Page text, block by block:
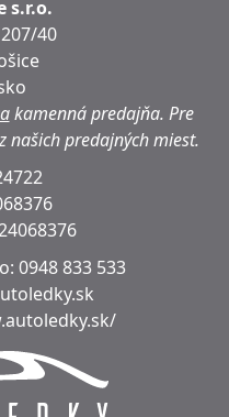
s.r.o.
40
kamenná predajňa. Pre
našich predajných miest.
0948 833 533